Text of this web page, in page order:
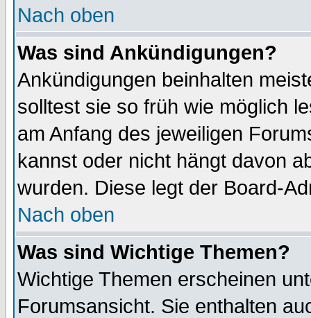
Nach oben
Was sind Ankündigungen?
Ankündigungen beinhalten
solltest sie so früh wie möglich
am Anfang des jeweiligen
kannst oder nicht hängt davon
wurden. Diese legt der Board-
Nach oben
Was sind Wichtige Themen?
Wichtige Themen erscheinen
Forumsansicht. Sie enthalten